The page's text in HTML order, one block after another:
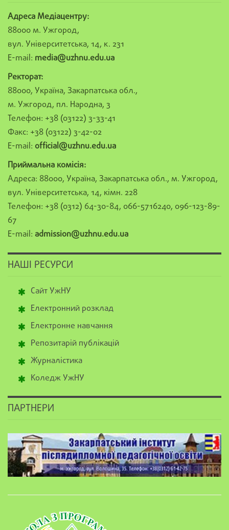
Адреса Медіацентру:
88000 м. Ужгород,
вул. Університетська, 14, к. 231
E-mail: media@uzhnu.edu.ua
Ректорат:
88000, Україна, Закарпатська обл.,
м. Ужгород, пл. Народна, 3
Телефон: +38 (03122) 3-33-41
Факс: +38 (03122) 3-42-02
E-mail: official@uzhnu.edu.ua
Приймальна комісія:
Адреса: 88000, Україна, Закарпатська обл., м. Ужгород,
вул. Університетська, 14, кімн. 228
Телефон: +38 (0312) 64-30-84, 066-5716240, 096-123-89-
67
E-mail: admission@uzhnu.edu.ua
НАШІ РЕСУРСИ
Сайт УжНУ
Електронний розклад
Електронне навчання
Репозитарій публікацій
Журналістика
Коледж УжНУ
ПАРТНЕРИ